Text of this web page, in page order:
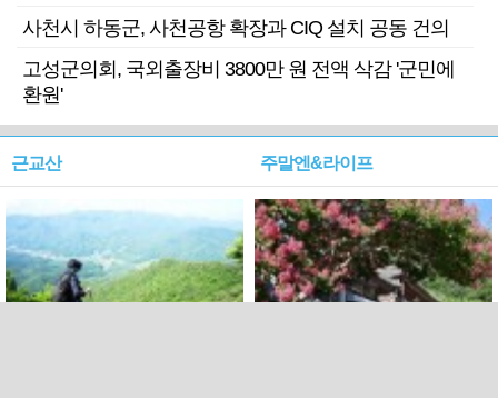
사천시 하동군, 사천공항 확장과 CIQ 설치 공동 건의
고성군의회, 국외출장비 3800만 원 전액 삭감 '군민에
환원'
근교산 주말엔&라이프